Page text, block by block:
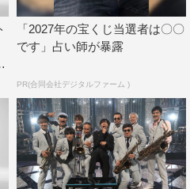
「2027年の宝くじ当選者は〇〇
です」占い師が暴露
PR(合同会社デジタルファーム )